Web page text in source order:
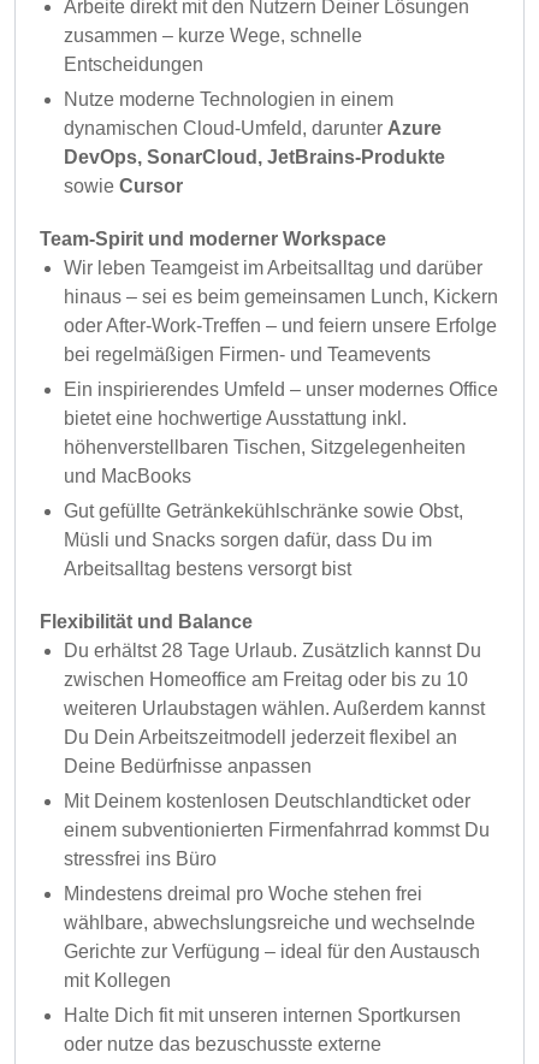
Arbeite direkt mit den Nutzern Deiner Lösungen
zusammen – kurze Wege, schnelle
Entscheidungen
Nutze moderne Technologien in einem
dynamischen Cloud-Umfeld, darunter Azure
DevOps, SonarCloud, JetBrains-Produkte
sowie Cursor
Team-Spirit und moderner Workspace
Wir leben Teamgeist im Arbeitsalltag und darüber
hinaus – sei es beim gemeinsamen Lunch, Kickern
oder After-Work-Treffen – und feiern unsere Erfolge
bei regelmäßigen Firmen- und Teamevents
Ein inspirierendes Umfeld – unser modernes Office
bietet eine hochwertige Ausstattung inkl.
höhenverstellbaren Tischen, Sitzgelegenheiten
und MacBooks
Gut gefüllte Getränkekühlschränke sowie Obst,
Müsli und Snacks sorgen dafür, dass Du im
Arbeitsalltag bestens versorgt bist
Flexibilität und Balance
Du erhältst 28 Tage Urlaub. Zusätzlich kannst Du
zwischen Homeoffice am Freitag oder bis zu 10
weiteren Urlaubstagen wählen. Außerdem kannst
Du Dein Arbeitszeitmodell jederzeit flexibel an
Deine Bedürfnisse anpassen
Mit Deinem kostenlosen Deutschlandticket oder
einem subventionierten Firmenfahrrad kommst Du
stressfrei ins Büro
Mindestens dreimal pro Woche stehen frei
wählbare, abwechslungsreiche und wechselnde
Gerichte zur Verfügung – ideal für den Austausch
mit Kollegen
Halte Dich fit mit unseren internen Sportkursen
oder nutze das bezuschusste externe